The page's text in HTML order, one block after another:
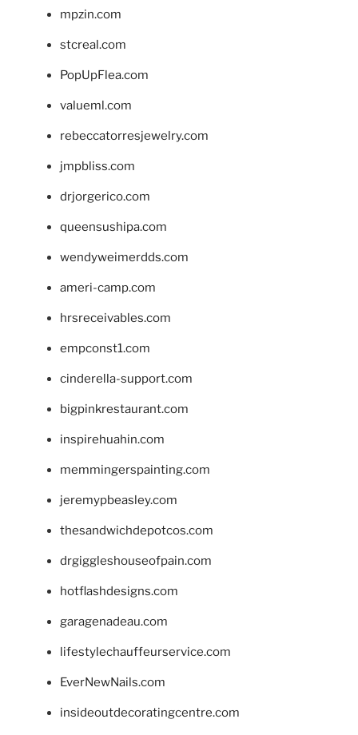
mpzin.com
stcreal.com
PopUpFlea.com
valueml.com
rebeccatorresjewelry.com
jmpbliss.com
drjorgerico.com
queensushipa.com
wendyweimerdds.com
ameri-camp.com
hrsreceivables.com
empconst1.com
cinderella-support.com
bigpinkrestaurant.com
inspirehuahin.com
memmingerspainting.com
jeremypbeasley.com
thesandwichdepotcos.com
drgiggleshouseofpain.com
hotflashdesigns.com
garagenadeau.com
lifestylechauffeurservice.com
EverNewNails.com
insideoutdecoratingcentre.com